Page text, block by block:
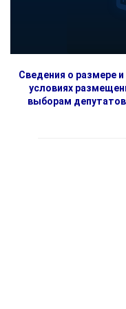
Сведения о размере
условиях
выборам